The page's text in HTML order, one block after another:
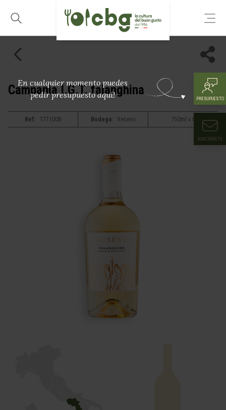
En cualquier momento puedes
pedir presupuesto aquí!
PRESUPUESTO
SUSCRÍBETE
Campania I.G.T. falanghina
Ref: 1771008 Bodega: Vesevo 750ml x 6